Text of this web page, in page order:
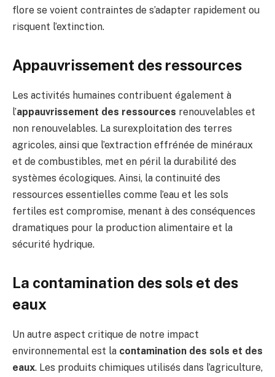
flore se voient contraintes de s’adapter rapidement ou
risquent l’extinction.
Appauvrissement des ressources
Les activités humaines contribuent également à
l’appauvrissement des ressources renouvelables et
non renouvelables. La surexploitation des terres
agricoles, ainsi que l’extraction effrénée de minéraux
et de combustibles, met en péril la durabilité des
systèmes écologiques. Ainsi, la continuité des
ressources essentielles comme l’eau et les sols
fertiles est compromise, menant à des conséquences
dramatiques pour la production alimentaire et la
sécurité hydrique.
La contamination des sols et des
eaux
Un autre aspect critique de notre impact
environnemental est la contamination des sols et des
eaux. Les produits chimiques utilisés dans l’agriculture,